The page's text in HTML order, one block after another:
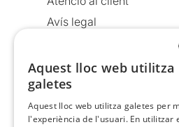
Avís legal
Política de cookies
Condicions d’ús
Comunicacions
Aquest lloc web utilitza
galetes
Aquest lloc web utilitza galetes per
l'experiència de l'usuari. En utilitzar